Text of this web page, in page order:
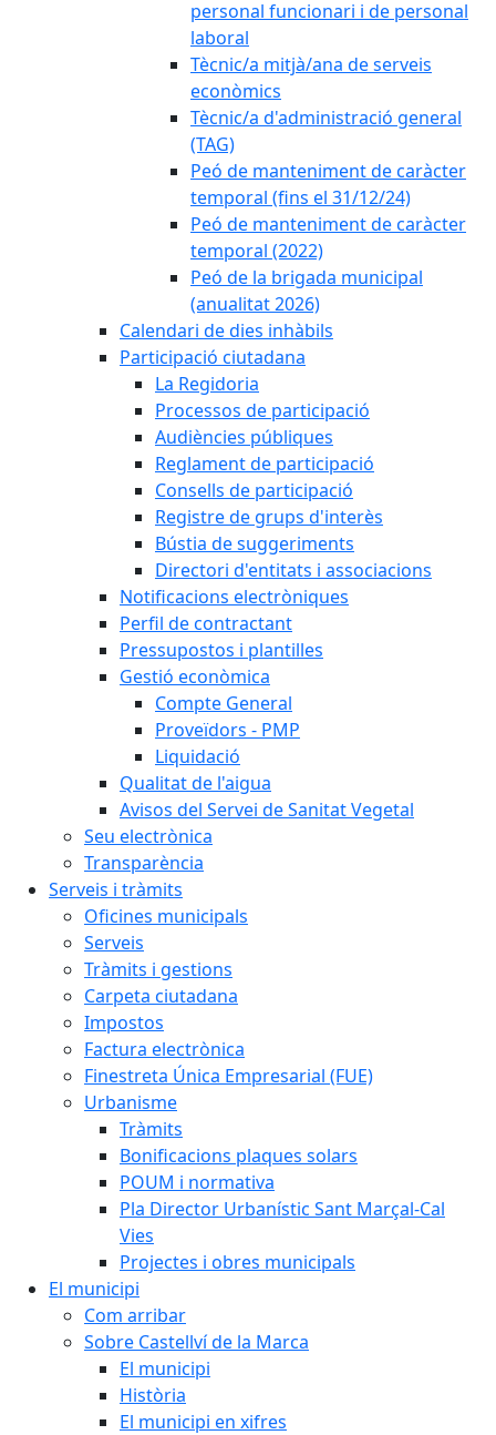
personal funcionari i de personal
laboral
Tècnic/a mitjà/ana de serveis
econòmics
Tècnic/a d'administració general
(TAG)
Peó de manteniment de caràcter
temporal (fins el 31/12/24)
Peó de manteniment de caràcter
temporal (2022)
Peó de la brigada municipal
(anualitat 2026)
Calendari de dies inhàbils
Participació ciutadana
La Regidoria
Processos de participació
Audiències públiques
Reglament de participació
Consells de participació
Registre de grups d'interès
Bústia de suggeriments
Directori d'entitats i associacions
Notificacions electròniques
Perfil de contractant
Pressupostos i plantilles
Gestió econòmica
Compte General
Proveïdors - PMP
Liquidació
Qualitat de l'aigua
Avisos del Servei de Sanitat Vegetal
Seu electrònica
Transparència
Serveis i tràmits
Oficines municipals
Serveis
Tràmits i gestions
Carpeta ciutadana
Impostos
Factura electrònica
Finestreta Única Empresarial (FUE)
Urbanisme
Tràmits
Bonificacions plaques solars
POUM i normativa
Pla Director Urbanístic Sant Marçal-Cal
Vies
Projectes i obres municipals
El municipi
Com arribar
Sobre Castellví de la Marca
El municipi
Història
El municipi en xifres